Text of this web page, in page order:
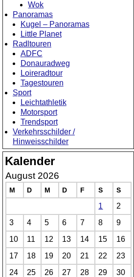
Wok
Panoramas
Kugel – Panoramas
Little Planet
Radltouren
ADFC
Donauradweg
Loireradtour
Tagestouren
Sport
Leichtathletik
Motorsport
Trendsport
Verkehrsschilder /
Hinweisschilder
Kalender
August 2026
M D M D F S S
1
2
3
4 5 6 7 8
9
10
11 12 13 14 15
16
17
18 19 20 21 22
23
24
25 26 27 28 29
30